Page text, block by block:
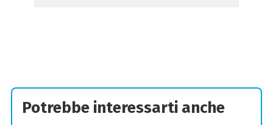
Potrebbe interessarti anche